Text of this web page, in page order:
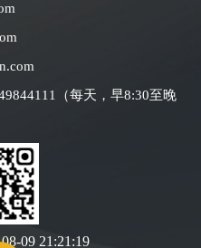
（每天，早8:30至晚
09 21:21:20